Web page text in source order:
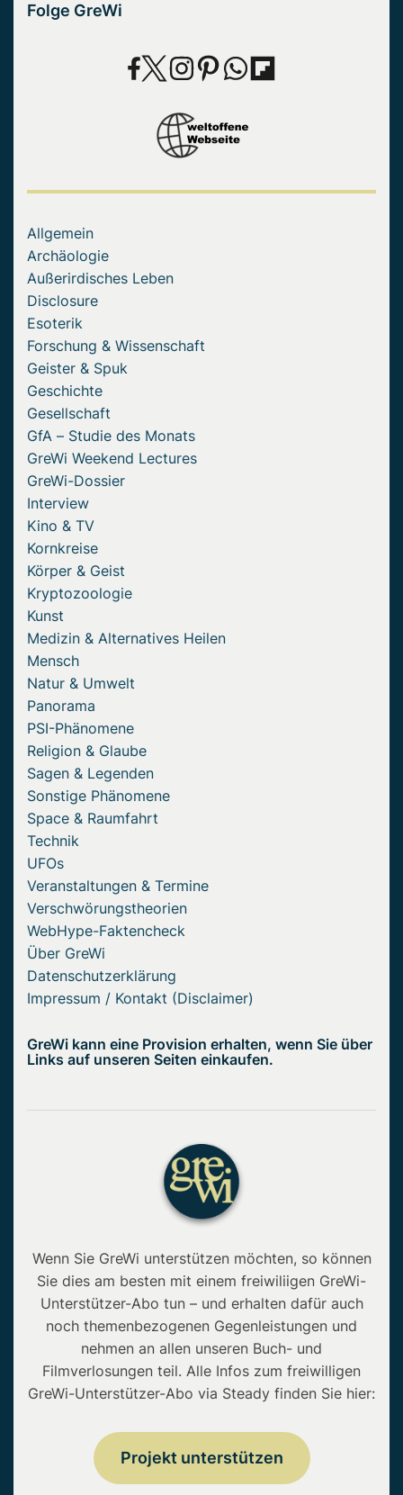
Folge GreWi
Allgemein
Archäologie
Außerirdisches Leben
Disclosure
Esoterik
Forschung & Wissenschaft
Geister & Spuk
Geschichte
Gesellschaft
GfA – Studie des Monats
GreWi Weekend Lectures
GreWi-Dossier
Interview
Kino & TV
Kornkreise
Körper & Geist
Kryptozoologie
Kunst
Medizin & Alternatives Heilen
Mensch
Natur & Umwelt
Panorama
PSI-Phänomene
Religion & Glaube
Sagen & Legenden
Sonstige Phänomene
Space & Raumfahrt
Technik
UFOs
Veranstaltungen & Termine
Verschwörungstheorien
WebHype-Faktencheck
Über GreWi
Datenschutzerklärung
Impressum / Kontakt (Disclaimer)
GreWi kann eine Provision erhalten, wenn Sie über
Links auf unseren Seiten einkaufen.
Wenn Sie GreWi unterstützen möchten, so können
Sie dies am besten mit einem freiwiliigen GreWi-
Unterstützer-Abo tun – und erhalten dafür auch
noch themenbezogenen Gegenleistungen und
nehmen an allen unseren Buch- und
Filmverlosungen teil. Alle Infos zum freiwilligen
GreWi-Unterstützer-Abo via Steady finden Sie hier:
Projekt unterstützen